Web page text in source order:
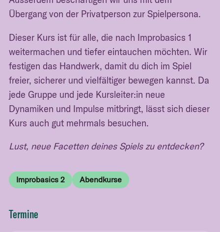
Übergang von der Privatperson zur Spielpersona.
Dieser Kurs ist für alle, die nach Improbasics 1
weitermachen und tiefer eintauchen möchten. Wir
festigen das Handwerk, damit du dich im Spiel
freier, sicherer und vielfältiger bewegen kannst. Da
jede Gruppe und jede Kursleiter:in neue
Dynamiken und Impulse mitbringt, lässt sich dieser
Kurs auch gut mehrmals besuchen.
Lust, neue Facetten deines Spiels zu entdecken?
Improbasics 2 Abendkurse
Termine